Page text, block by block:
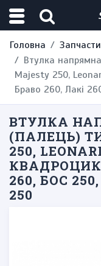
Головна
Втулка
Majesty 250,
Браво 260, Лакі
ВТУЛКА
(ПАЛЕЦЬ)
250,
260, БОС
250